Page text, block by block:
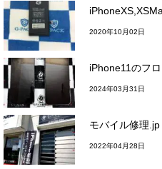
2020年10月02日
iPhone11のフ
2024年03月31日
モバイル修理.jp
2022年04月28日